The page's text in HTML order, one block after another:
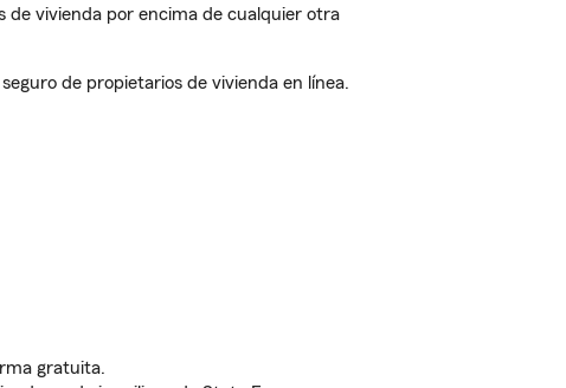
de vivienda por encima de cualquier otra
de propietarios de vivienda en línea.
gratuita.